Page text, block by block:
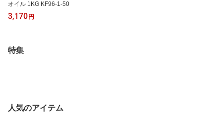
オイル 1KG KF96-1-50
3,170 円
特集
人気のアイテム